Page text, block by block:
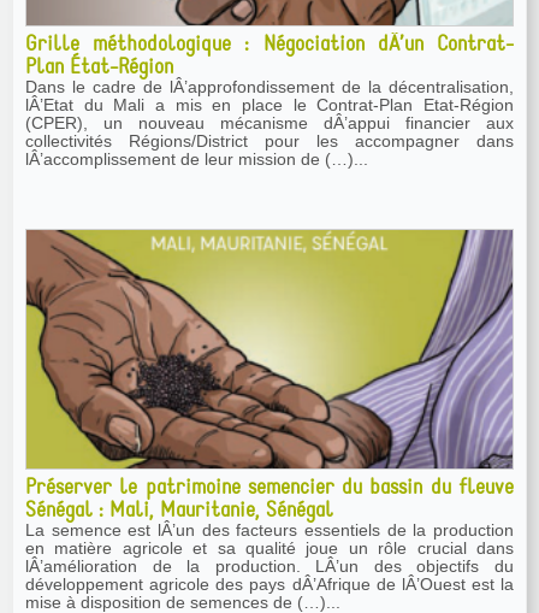
Grille méthodologique : Négociation dÂ’un Contrat-
Plan État-Région
Dans le cadre de lÂ’approfondissement de la décentralisation,
lÂ’Etat du Mali a mis en place le Contrat-Plan Etat-Région
(CPER), un nouveau mécanisme dÂ’appui financier aux
collectivités Régions/District pour les accompagner dans
lÂ’accomplissement de leur mission de (…)...
Préserver le patrimoine semencier du bassin du fleuve
Sénégal : Mali, Mauritanie, Sénégal
La semence est lÂ’un des facteurs essentiels de la production
en matière agricole et sa qualité joue un rôle crucial dans
lÂ’amélioration de la production. LÂ’un des objectifs du
développement agricole des pays dÂ’Afrique de lÂ’Ouest est la
mise à disposition de semences de (…)...